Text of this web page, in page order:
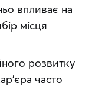
впливає на
місця
розвитку
часто